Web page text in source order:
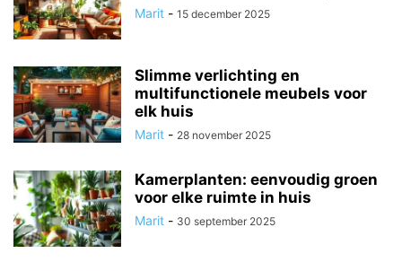
Marit - 15 december 2025
Slimme verlichting en
multifunctionele meubels voor
elk huis
Marit - 28 november 2025
Kamerplanten: eenvoudig groen
voor elke ruimte in huis
Marit - 30 september 2025